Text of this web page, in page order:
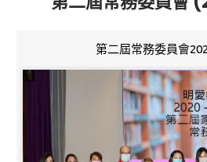
第二屆常務委員會